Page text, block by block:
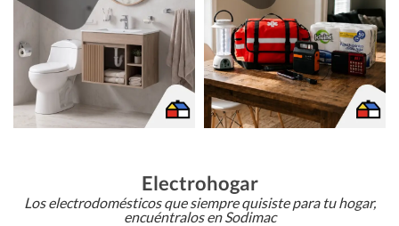
Electrohogar
Los electrodomésticos que siempre quisiste para tu hogar,
encuéntralos en Sodimac